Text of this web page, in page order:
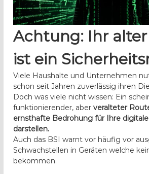
e
r
Achtung: Ihr
ist ein
Viele Haushalte und Unternehmen
schon seit Jahren zuverlässig ihren
Doch was viele nicht wissen: Ein
funktionierender, aberveralteter
ernsthafte Bedrohung für Ihre
darstellen.
Auch das BSI warnt vor häufig vor
Schwachstellen in Geräten welche
bekommen.